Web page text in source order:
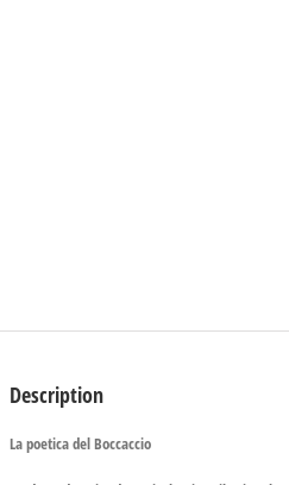
Description
La poetica del Boccaccio